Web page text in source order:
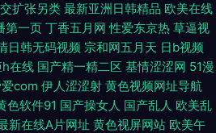
费看 香蕉视频A 免费电影网站大全 浮力影院
国产激情tv 亚洲激情性爱 国产精品自拍区 免
无码蜜桃 亚欧在线看片 51私拍网 俺去也激
扩张另类 最新亚洲日韩精品 欧美在线
第一页 丁香五月网 性爱东京热 草逼视
日韩无码视频 宗和网五月天 日b视频
h在线 国产精一精二区 基情涩涩网 51漫
com 伊人涩涩射 黄色视频网址导航
色软件91 国产操女人 国产乱人 欧美乱
新在线A片网址 黄色视屏网站 欧美午